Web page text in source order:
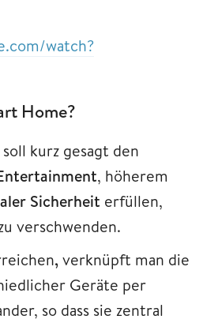
watch?
Home?
kurz gesagt den
, höherem
Sicherheit erfüllen,
verschwenden.
,verknüpft man die
Geräte per
so dass sie zentral